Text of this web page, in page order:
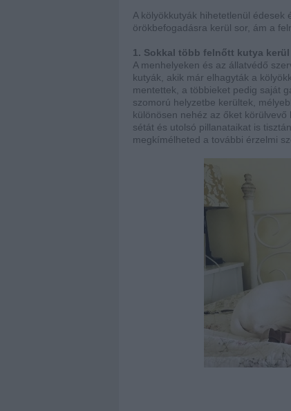
A kölyökkutyák hihetetlenül
örökbefogadásra kerül sor, ám a
1. Sokkal több felnőtt kutya
A menhelyeken és az állatvédő
kutyák, akik már elhagyták a
mentettek, a többieket pedig saját
szomorú helyzetbe kerültek,
különösen nehéz az őket
sétát és utolsó pillanataikat is
megkímélheted a további érzelmi